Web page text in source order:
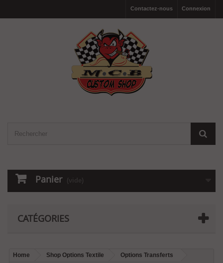
Connexion
Contactez-nous
Panier (vide)
CATÉGORIES
Home Shop Options Textile
Options Transferts